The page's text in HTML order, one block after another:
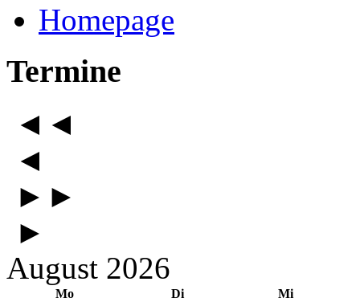
Homepage
Termine
◄◄
◄
►►
►
August 2026
Mo Di Mi